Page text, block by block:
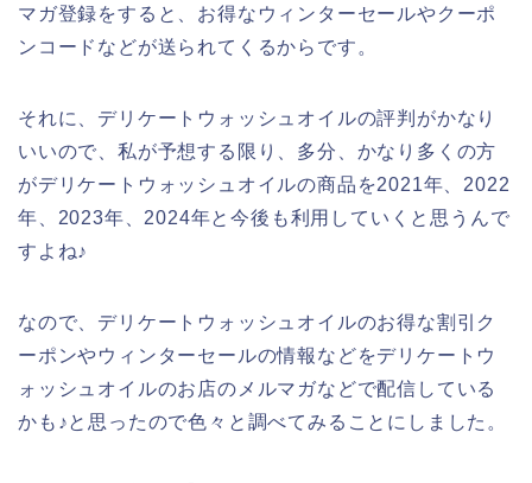
マガ登録をすると、お得なウィンターセールやクーポ
ンコードなどが送られてくるからです。
それに、デリケートウォッシュオイルの評判がかなり
いいので、私が予想する限り、多分、かなり多くの方
がデリケートウォッシュオイルの商品を2021年、2022
年、2023年、2024年と今後も利用していくと思うんで
すよね♪
なので、デリケートウォッシュオイルのお得な割引ク
ーポンやウィンターセールの情報などをデリケートウ
ォッシュオイルのお店のメルマガなどで配信している
かも♪と思ったので色々と調べてみることにしました。